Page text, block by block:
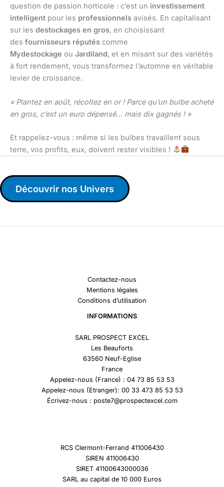
question de passion horticole : c’est un investissement
intelligent pour les professionnels avisés. En capitalisant
sur les destockages en gros, en choisissant
des fournisseurs réputés comme
Mydestockage ou Jardiland, et en misant sur des variétés
à fort rendement, vous transformez l’automne en véritable
levier de croissance.
« Plantez en août, récoltez en or ! Parce qu’un bulbe acheté
en gros, c’est un euro dépensé… mais dix gagnés ! »
Et rappelez-vous : même si les bulbes travaillent sous
terre, vos profits, eux, doivent rester visibles !
Découvrir nos Univers
Contactez-nous
Mentions légales
Conditions d’utilisation
INFORMATIONS
SARL PROSPECT EXCEL
Les Beauforts
63560 Neuf-Eglise
France
Appelez-nous (France) : 04 73 85 53 53
Appelez-nous (Etranger): 00 33 473 85 53 53
Écrivez-nous : poste7@prospectexcel.com
RCS Clermont-Ferrand 411006430
SIREN 411006430
SIRET 41100643000036
SARL au capital de 10 000 Euros